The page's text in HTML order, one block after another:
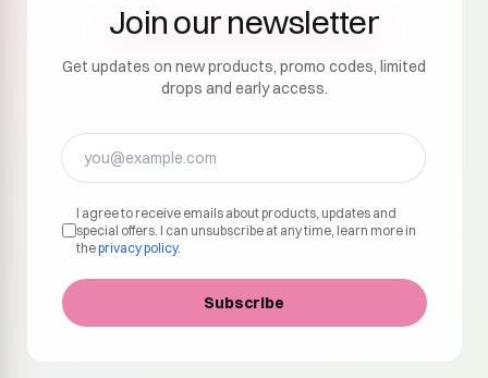
Join our newsletter
Get updates on new products, promo codes, limited
drops and early access.
I agree to receive emails about products, updates and
special offers. I can unsubscribe at any time, learn more in
theprivacy policy.
Subscribe